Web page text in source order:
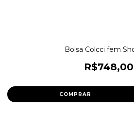
Bolsa Colcci fem
R$748,00
COMPRAR